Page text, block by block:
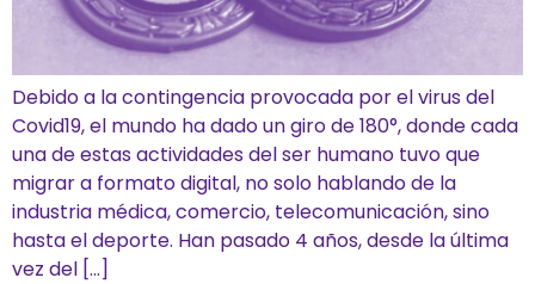
Debido a la contingencia provocada por el virus del
Covid19, el mundo ha dado un giro de 180°, donde cada
una de estas actividades del ser humano tuvo que
migrar a formato digital, no solo hablando de la
industria médica, comercio, telecomunicación, sino
hasta el deporte. Han pasado 4 años, desde la última
vez del […]